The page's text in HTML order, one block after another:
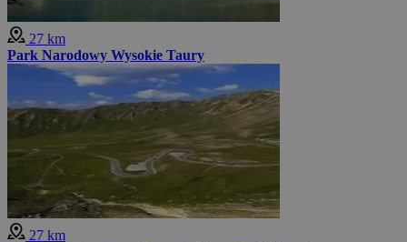
27 km
Park Narodowy Wysokie Taury
27 km